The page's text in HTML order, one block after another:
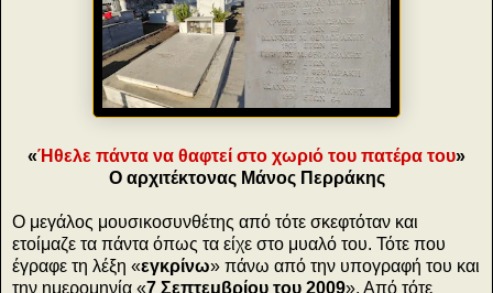
«Ήθελε πάντα να θαφτεί στο χωριό του πατέρα του»
Ο αρχιτέκτονας Μάνος Περράκης
Ο μεγάλος μουσικοσυνθέτης από τότε σκεφτόταν και
ετοίμαζε τα πάντα όπως τα είχε στο μυαλό του. Τότε που
έγραφε τη λέξη «εγκρίνω» πάνω από την υπογραφή του και
την ημερομηνία «7 Σεπτεμβρίου του 2009». Από τότε